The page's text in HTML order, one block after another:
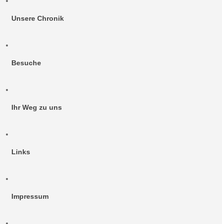
Unsere Chronik
Besuche
Ihr Weg zu uns
Links
Impressum